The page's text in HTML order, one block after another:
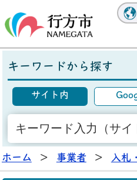
キーワードから探す
サイト内
ホーム > 事業者 > 入札